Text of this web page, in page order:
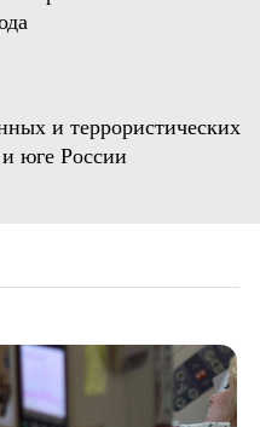
и террористических
юге России